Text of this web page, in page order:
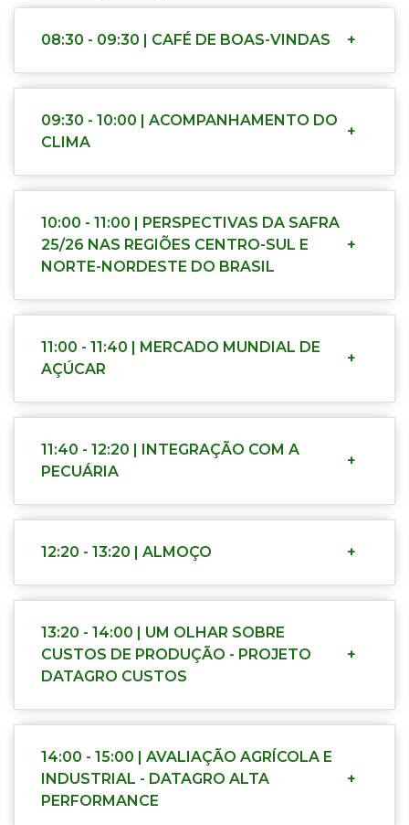
08:30 - 09:30 | CAFÉ DE BOAS-VINDAS +
09:30 - 10:00 | ACOMPANHAMENTO DO
CLIMA
+
10:00 - 11:00 | PERSPECTIVAS DA SAFRA
25/26 NAS REGIÕES CENTRO-SUL E
NORTE-NORDESTE DO BRASIL
+
11:00 - 11:40 | MERCADO MUNDIAL DE
AÇÚCAR
+
11:40 - 12:20 | INTEGRAÇÃO COM A
PECUÁRIA
+
12:20 - 13:20 | ALMOÇO +
13:20 - 14:00 | UM OLHAR SOBRE
CUSTOS DE PRODUÇÃO - PROJETO
DATAGRO CUSTOS
+
14:00 - 15:00 | AVALIAÇÃO AGRÍCOLA E
INDUSTRIAL - DATAGRO ALTA
PERFORMANCE
+